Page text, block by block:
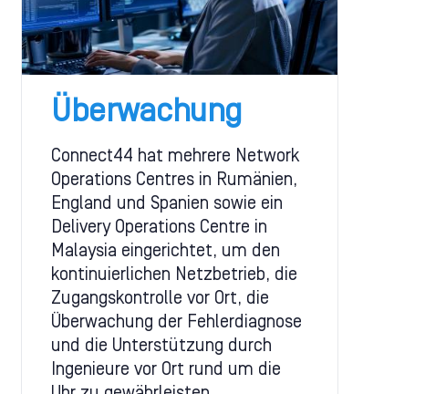
Überwachung
Connect44 hat mehrere Network
Operations Centres in Rumänien,
England und Spanien sowie ein
Delivery Operations Centre in
Malaysia eingerichtet, um den
kontinuierlichen Netzbetrieb, die
Zugangskontrolle vor Ort, die
Überwachung der Fehlerdiagnose
und die Unterstützung durch
Ingenieure vor Ort rund um die